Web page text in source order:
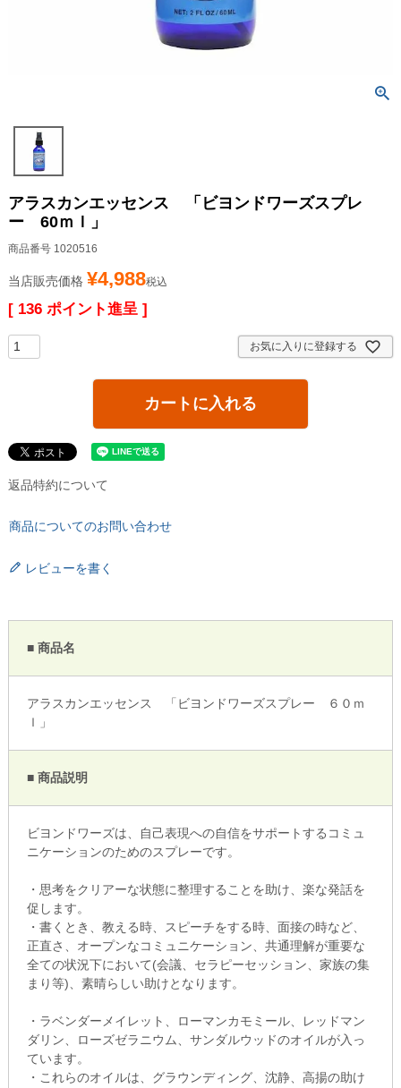
アラスカンエッセンス 「ビヨンドワーズスプレ
ー 60ｍｌ」
商品番号 1020516
当店販売価格 ¥4,988税込
[ 136 ポイント進呈 ]
お気に入りに登録する
カートに入れる
返品特約について
商品についてのお問い合わせ
レビューを書く
■ 商品名
アラスカンエッセンス 「ビヨンドワーズスプレー ６０ｍ
ｌ」
■ 商品説明
ビヨンドワーズは、自己表現への自信をサポートするコミュ
ニケーションのためのスプレーです。
・思考をクリアーな状態に整理することを助け、楽な発話を
促します。
・書くとき、教える時、スピーチをする時、面接の時など、
正直さ、オープンなコミュニケーション、共通理解が重要な
全ての状況下において(会議、セラピーセッション、家族の集
まり等)、素晴らしい助けとなります。
・ラベンダーメイレット、ローマンカモミール、レッドマン
ダリン、ローズゼラニウム、サンダルウッドのオイルが入っ
ています。
・これらのオイルは、グラウンディング、沈静、高揚の助け